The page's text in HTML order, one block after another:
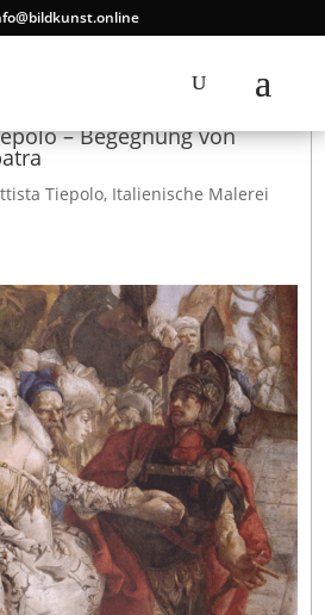
– Begegnung von
Tiepolo, Italienische Malerei